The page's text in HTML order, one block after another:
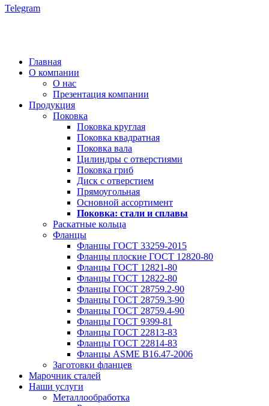
Telegram
Главная
О компании
О нас
Презентация компании
Продукция
Поковка
Поковка круглая
Поковка квадратная
Поковка вала
Цилиндры с отверстиями
Поковка гриб
Диск с отверстием
Прямоугольная
Основной ассортимент
Поковка: cтали и сплавы
Раскатные кольца
Фланцы
Фланцы ГОСТ 33259-2015
Фланцы плоские ГОСТ 12820-80
Фланцы ГОСТ 12821-80
Фланцы ГОСТ 12822-80
Фланцы ГОСТ 28759.2-90
Фланцы ГОСТ 28759.3-90
Фланцы ГОСТ 28759.4-90
Фланцы ГОСТ 9399-81
Фланцы ГОСТ 22813-83
Фланцы ГОСТ 22814-83
Фланцы ASME B16.47-2006
Заготовки фланцев
Марочник сталей
Наши услуги
Металлообработка